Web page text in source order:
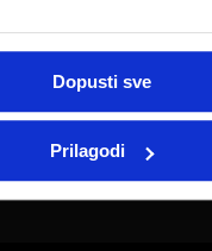
Dopusti sve
Prilagodi